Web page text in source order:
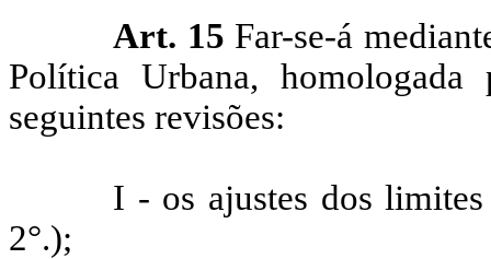
Art. 15 Far-se-á
Política Urbana,
seguintes revisões:
I - os ajustes dos
2°.);